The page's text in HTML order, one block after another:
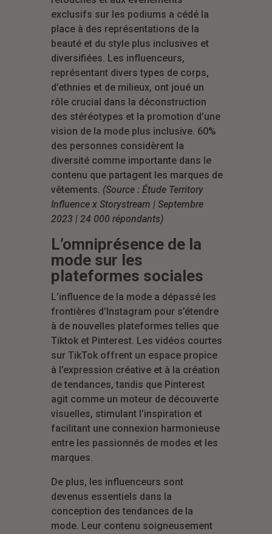
exclusifs sur les podiums a cédé la
place à des représentations de la
beauté et du style plus inclusives et
diversifiées. Les influenceurs,
représentant divers types de corps,
d’ethnies et de milieux, ont joué un
rôle crucial dans la déconstruction
des stéréotypes et la promotion d’une
vision de la mode plus inclusive. 60%
des personnes considèrent la
diversité comme importante dans le
contenu que partagent les marques de
vêtements. (Source : Étude Territory
Influence x Storystream | Septembre
2023 | 24 000 répondants)
L’omniprésence de la
mode sur les
plateformes sociales
L’influence de la mode a dépassé les
frontières d’Instagram pour s’étendre
à de nouvelles plateformes telles que
Tiktok et Pinterest. Les vidéos courtes
sur TikTok offrent un espace propice
à l’expression créative et à la création
de tendances, tandis que Pinterest
agit comme un moteur de découverte
visuelles, stimulant l’inspiration et
facilitant une connexion harmonieuse
entre les passionnés de modes et les
marques.
De plus, les influenceurs sont
devenus essentiels dans la
conception des tendances de la
mode. Leur contenu soigneusement